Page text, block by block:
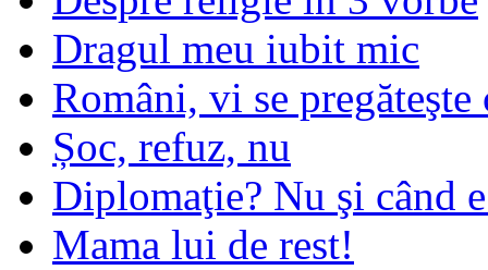
Dragul meu iubit mic
Români, vi se pregăteşte
Șoc, refuz, nu
Diplomaţie? Nu şi când
Mama lui de rest!